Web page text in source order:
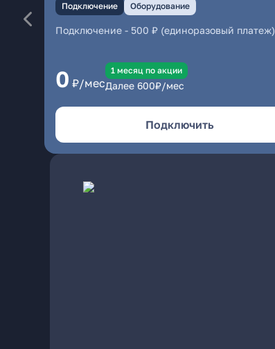
Подключение Оборудование
Подключение - 500 ₽ (единоразовый платеж)
0 ₽/мес
1 месяц по акции
Далее 600₽/мес
Подключить